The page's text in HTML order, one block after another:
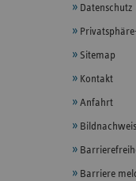
Datenschutz
Sitemap
Kontakt
Anfahrt
Barriere